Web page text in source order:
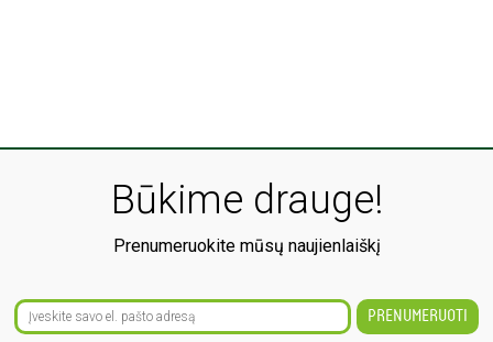
Būkime drauge!
Prenumeruokite mūsų naujienlaiškį